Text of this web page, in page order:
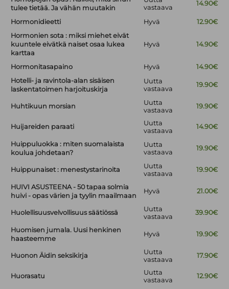
tulee tietää. Ja vähän muutakin
vastaava
14.90€
Hormonidieetti Hyvä
12.90€
Hormonien sota : miksi miehet eivät
kuuntele eivätkä naiset osaa lukea
karttaa
Hyvä 14.90€
Hormonitasapaino Hyvä
14.90€
Hotelli- ja ravintola-alan sisäisen
laskentatoimen harjoituskirja
Uutta
vastaava
19.90€
Huhtikuun morsian
Uutta
vastaava
19.90€
Huijareiden paraati
Uutta
vastaava
14.90€
Huippuluokka : miten suomalaista
koulua johdetaan?
Uutta
vastaava
19.90€
Huippunaiset : menestystarinoita
Uutta
vastaava
19.90€
HUIVI ASUSTEENA - 50 tapaa solmia
huivi - opas värien ja tyylin maailmaan
Hyvä 21.00€
Huolellisuusvelvollisuus säätiössä
Uutta
vastaava
39.90€
Huomisen jumala. Uusi henkinen
haasteemme
Hyvä 19.90€
Huonon Äidin seksikirja
Uutta
vastaava
17.90€
Huorasatu
Uutta
vastaava
12.90€